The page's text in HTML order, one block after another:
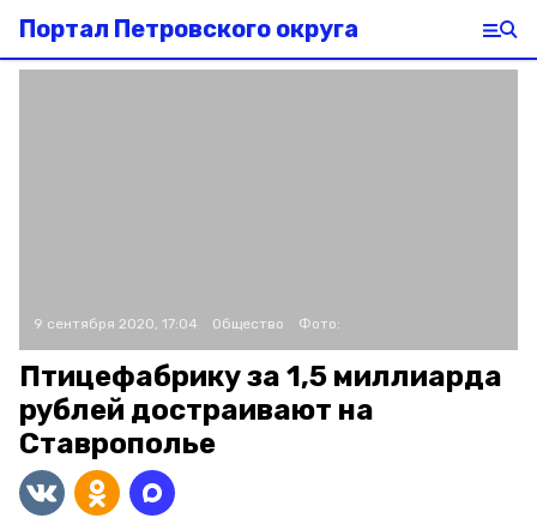
Портал Петровского округа
9 сентября 2020, 17:04 Общество Фото:
Птицефабрику за 1,5 миллиарда
рублей достраивают на
Ставрополье